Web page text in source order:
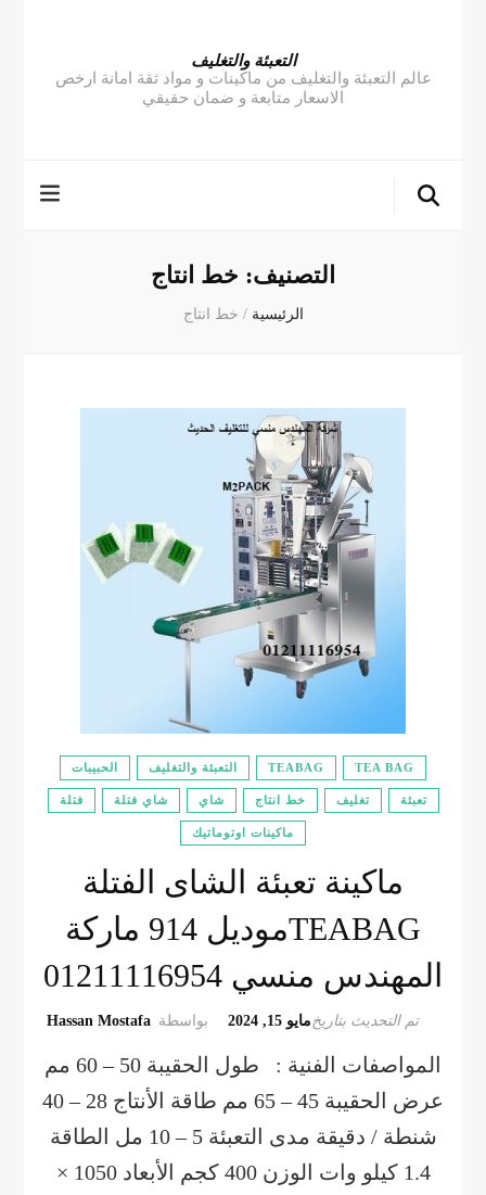
التعبئة والتغليف
عالم التعبئة والتغليف من ماكينات و مواد ثقة امانة ارخص
الاسعار متابعة و ضمان حقيقي
التصنيف: خط انتاج
الرئيسية / خط انتاج
TEA BAG
TEABAG التعبئة والتغليف الحبيبات
تعبئة تغليف خط انتاج شاي شاي فتلة فتلة
ماكينات اوتوماتيك
ماكينة تعبئة الشاى الفتلة
TEABAGموديل 914 ماركة
المهندس منسي 01211116954
بواسطة Hassan Mostafa تم التحديث بتاريخمايو 15, 2024
المواصفات الفنية : طول الحقيبة 50 – 60 مم
عرض الحقيبة 45 – 65 مم طاقة الأنتاج 28 – 40
شنطة / دقيقة مدى التعبئة 5 – 10 مل الطاقة
1.4 كيلو وات الوزن 400 كجم الأبعاد 1050 ×